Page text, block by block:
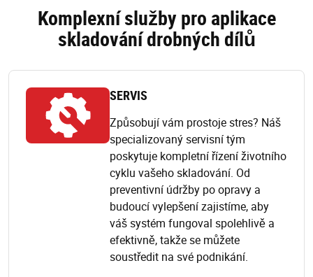
Komplexní služby pro aplikace
skladování drobných dílů
SERVIS
Způsobují vám prostoje stres? Náš
specializovaný servisní tým
poskytuje kompletní řízení životního
cyklu vašeho skladování. Od
preventivní údržby po opravy a
budoucí vylepšení zajistíme, aby
váš systém fungoval spolehlivě a
efektivně, takže se můžete
soustředit na své podnikání.